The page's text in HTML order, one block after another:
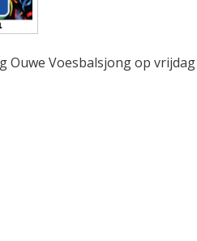
Ouwe Voesbalsjong op